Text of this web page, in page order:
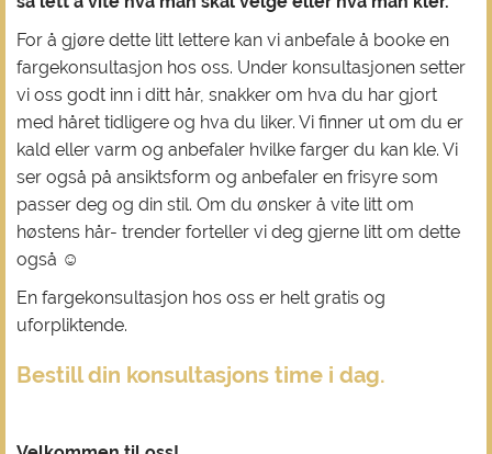
For å gjøre dette litt lettere kan vi anbefale å booke en
fargekonsultasjon hos oss. Under konsultasjonen setter
vi oss godt inn i ditt hår, snakker om hva du har gjort
med håret tidligere og hva du liker. Vi finner ut om du er
kald eller varm og anbefaler hvilke farger du kan kle. Vi
ser også på ansiktsform og anbefaler en frisyre som
passer deg og din stil. Om du ønsker å vite litt om
høstens hår- trender forteller vi deg gjerne litt om dette
også ☺️
En fargekonsultasjon hos oss er helt gratis og
uforpliktende.
Bestill din konsultasjons time i dag.